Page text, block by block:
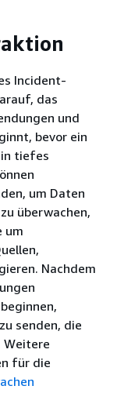
Incident-
das
und
bevor ein
tiefes
um Daten
überwachen,
um
Nachdem
senden, die
Weitere
für die